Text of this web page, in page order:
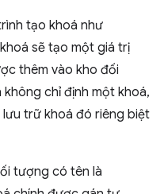
tạo khoá như
sẽ tạo một giá trị
thêm vào kho đối
chỉ định một khoá,
trữ khoá đó riêng biệt
tượng có tên là